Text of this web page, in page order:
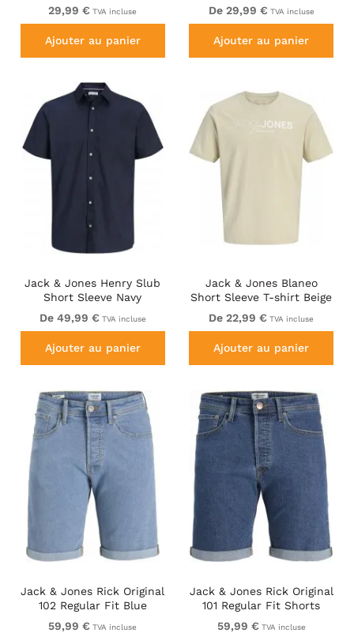
29,99 € TVA incluse
Ajouter au panier
De 29,99 € TVA incluse
Ajouter au panier
Jack & Jones Henry Slub
Short Sleeve Navy
De 49,99 € TVA incluse
Ajouter au panier
Jack & Jones Blaneo
Short Sleeve T-shirt Beige
De 22,99 € TVA incluse
Ajouter au panier
Jack & Jones Rick Original
102 Regular Fit Blue
59,99 € TVA incluse
Jack & Jones Rick Original
101 Regular Fit Shorts
Blue
59,99 € TVA incluse